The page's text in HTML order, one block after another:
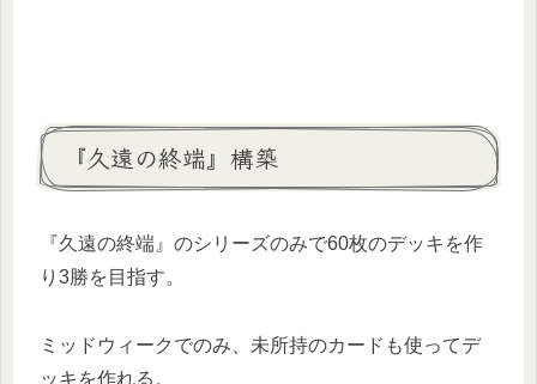
『久遠の終端』構築
『久遠の終端』のシリーズのみで60枚のデッキを作
り3勝を目指す。
ミッドウィークでのみ、未所持のカードも使ってデ
ッキを作れる。